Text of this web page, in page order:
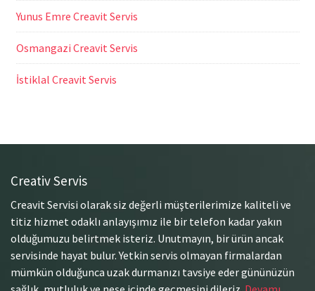
Yunus Emre Creavit Servis
Osmangazi Creavit Servis
İstiklal Creavit Servis
Creativ Servis
Creavit Servisi olarak siz değerli müşterilerimize kaliteli ve
titiz hizmet odaklı anlayışımız ile bir telefon kadar yakın
olduğumuzu belirtmek isteriz. Unutmayın, bir ürün ancak
servisinde hayat bulur. Yetkin servis olmayan firmalardan
mümkün olduğunca uzak durmanızı tavsiye eder gününüzün